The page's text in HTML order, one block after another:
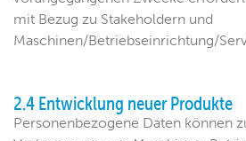
mit Bezug zu Stakeholdern und
Maschinen/Betriebseinrichtung/
2.4 Entwicklung neuer Produkte
Personenbezogene Daten können